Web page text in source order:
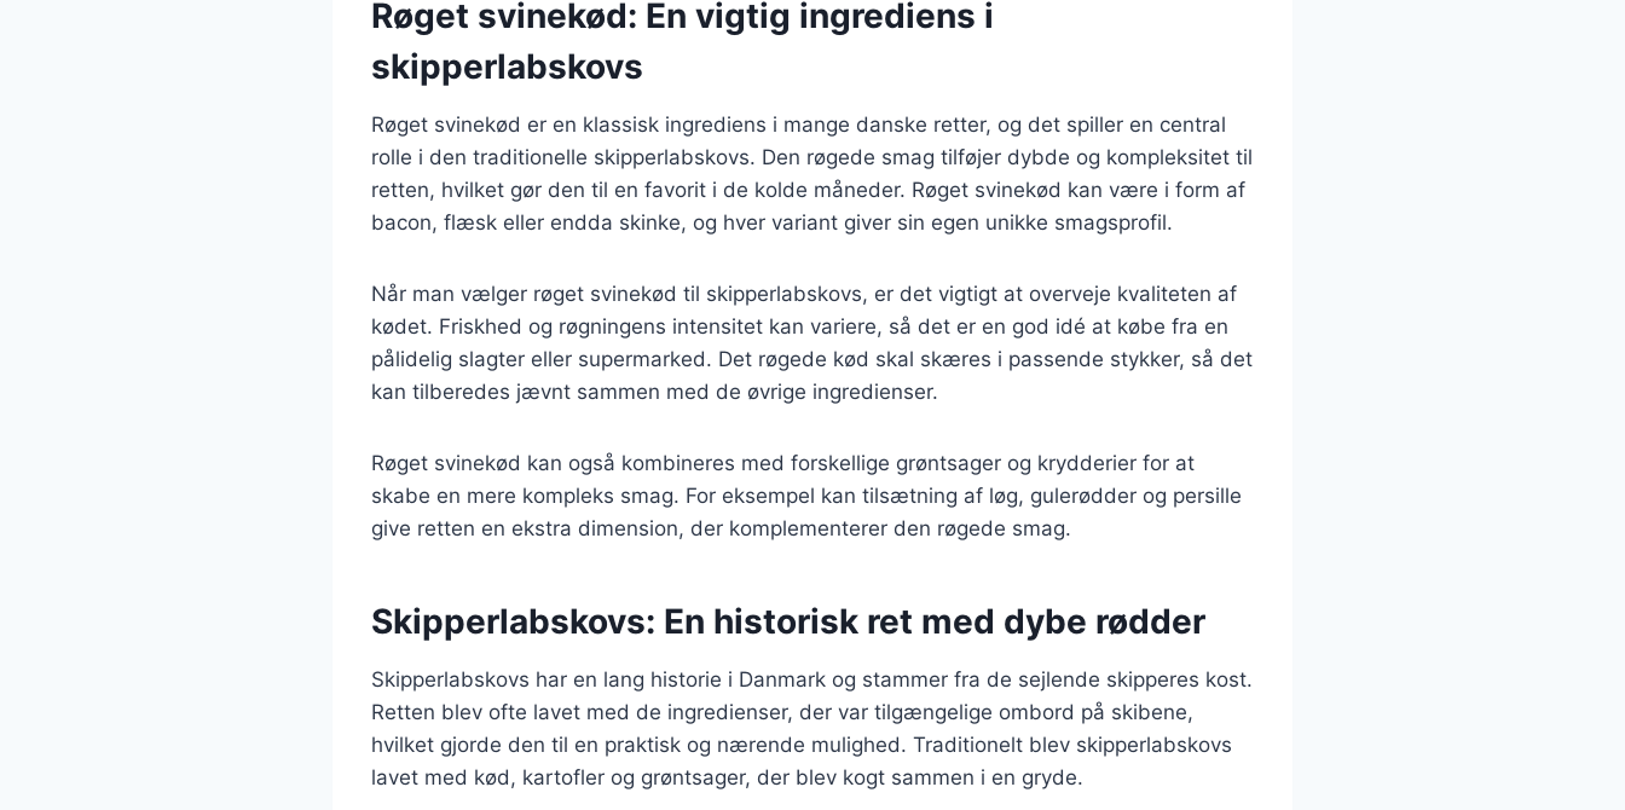
Røget svinekød: En vigtig ingrediens i
skipperlabskovs
Røget svinekød er en klassisk ingrediens i mange danske retter, og det spiller en central
rolle i den traditionelle skipperlabskovs. Den røgede smag tilføjer dybde og kompleksitet til
retten, hvilket gør den til en favorit i de kolde måneder. Røget svinekød kan være i form af
bacon, flæsk eller endda skinke, og hver variant giver sin egen unikke smagsprofil.
Når man vælger røget svinekød til skipperlabskovs, er det vigtigt at overveje kvaliteten af
kødet. Friskhed og røgningens intensitet kan variere, så det er en god idé at købe fra en
pålidelig slagter eller supermarked. Det røgede kød skal skæres i passende stykker, så det
kan tilberedes jævnt sammen med de øvrige ingredienser.
Røget svinekød kan også kombineres med forskellige grøntsager og krydderier for at
skabe en mere kompleks smag. For eksempel kan tilsætning af løg, gulerødder og persille
give retten en ekstra dimension, der komplementerer den røgede smag.
Skipperlabskovs: En historisk ret med dybe rødder
Skipperlabskovs har en lang historie i Danmark og stammer fra de sejlende skipperes kost.
Retten blev ofte lavet med de ingredienser, der var tilgængelige ombord på skibene,
hvilket gjorde den til en praktisk og nærende mulighed. Traditionelt blev skipperlabskovs
lavet med kød, kartofler og grøntsager, der blev kogt sammen i en gryde.